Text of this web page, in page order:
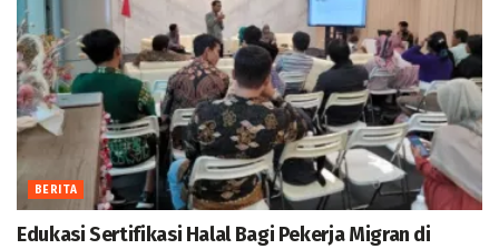
BERITA
Edukasi Sertifikasi Halal Bagi Pekerja Migran di